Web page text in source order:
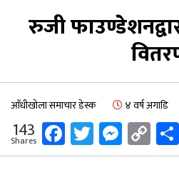
रुजी
आँधीखोला समाचार डेस्क ४ वर्ष अगाडि
143
Shares Facebook
TwitterCopy